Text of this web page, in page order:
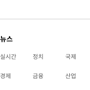
뉴스
실시간 정치 국제
경제 금융 산업